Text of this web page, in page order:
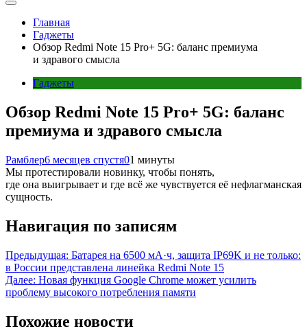
Главная
Гаджеты
Обзор Redmi Note 15 Pro+ 5G: баланс премиума
и здравого смысла
Гаджеты
Обзор Redmi Note 15 Pro+ 5G: баланс
премиума и здравого смысла
Рамблер6 месяцев спустя01 минуты
Мы протестировали новинку, чтобы понять,
где она выигрывает и где всё же чувствуется её нефлагманская
сущность.
Навигация по записям
Предыдущая: Батарея на 6500 мА·ч, защита IP69K и не только:
в России представлена линейка Redmi Note 15
Далее: Новая функция Google Chrome может усилить
проблему высокого потребления памяти
Похожие новости